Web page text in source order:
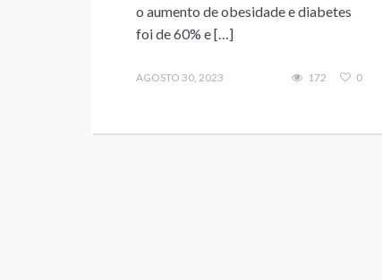
o aumento de obesidade e diabetes
foi de 60% e […]
AGOSTO 30, 2023 172 0